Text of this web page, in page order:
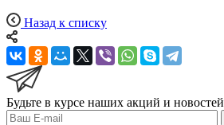
Назад к списку
Будьте в курсе наших акций и новостей